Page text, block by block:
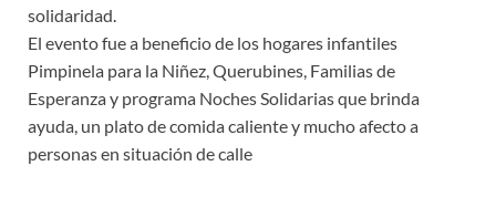
solidaridad.
El evento fue a beneficio de los hogares infantiles
Pimpinela para la Niñez, Querubines, Familias de
Esperanza y programa Noches Solidarias que brinda
ayuda, un plato de comida caliente y mucho afecto a
personas en situación de calle